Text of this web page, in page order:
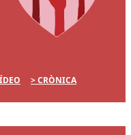
CRÒNICA